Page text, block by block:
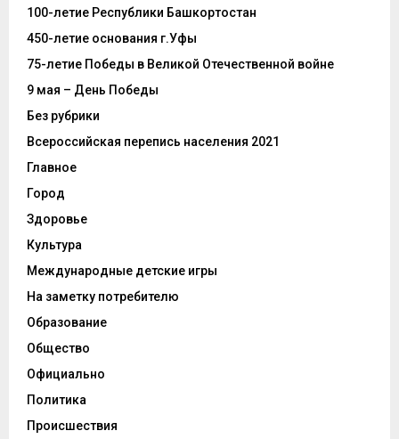
100-летие Республики Башкортостан
450-летие основания г.Уфы
75-летие Победы в Великой Отечественной войне
9 мая – День Победы
Без рубрики
Всероссийская перепись населения 2021
Главное
Город
Здоровье
Культура
Международные детские игры
На заметку потребителю
Образование
Общество
Официально
Политика
Происшествия